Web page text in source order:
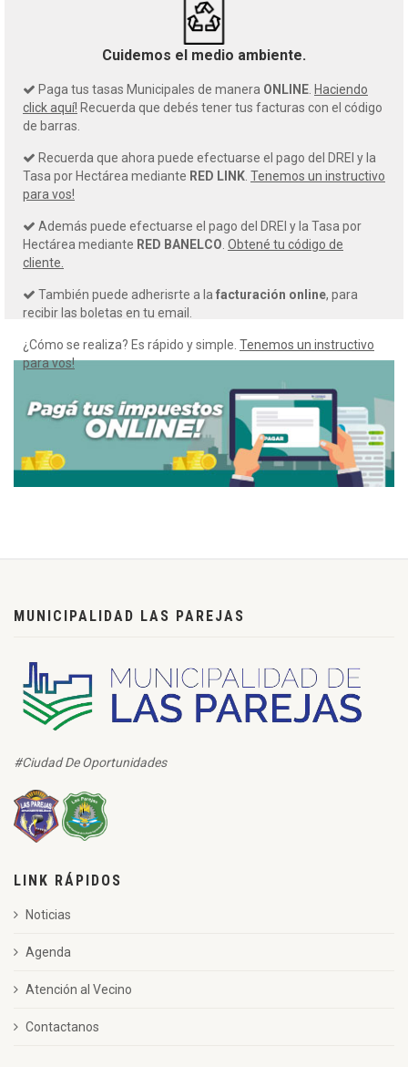
Cuidemos el medio ambiente.
Paga tus tasas Municipales de manera ONLINE Haciendo
click aquí! Recuerda que debés tener tus facturas con el código
de barras.
Recuerda que ahora puede efectuarse el pago del DREI y la
Tasa por Hectárea mediante RED LINK Tenemos un instructivo
para vos!
Además puede efectuarse el pago del DREI y la Tasa por
Hectárea mediante RED BANELCO Obtené tu código de
cliente.
También puede adherisrte a la facturación online, para
recibir las boletas en tu email.
¿Cómo se realiza? Es rápido y simple. Tenemos un instructivo
para vos!
MUNICIPALIDAD LAS PAREJAS
#Ciudad De Oportunidades
LINK RÁPIDOS
Noticias
Agenda
Atención al Vecino
Contactanos